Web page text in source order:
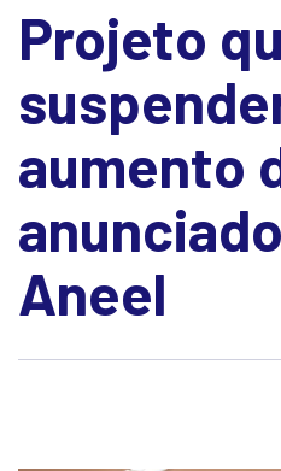
Projeto
aumento
Aneel